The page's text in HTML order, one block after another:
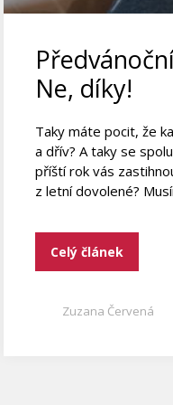
Ne, díky!
Taky máte pocit, že
a dřív? A taky se
příští rok vás
z letní dovolené?
Celý článek
Zuzana Červená